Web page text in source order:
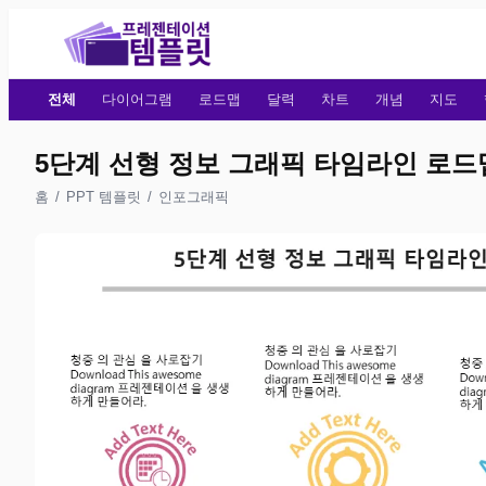
전체 다이어그램 로드맵 달력 차트 개념 지도
5단계 선형 정보 그래픽 타임라인 로
홈 / PPT 템플릿 / 인포그래픽